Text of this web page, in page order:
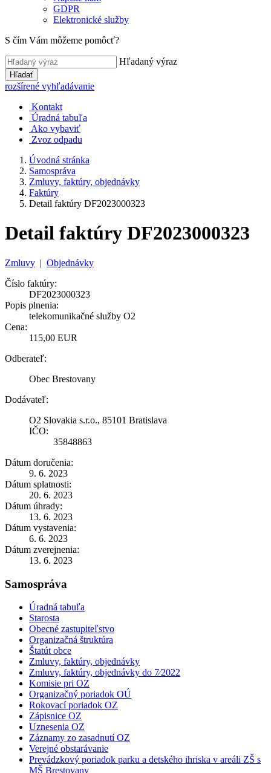
GDPR
Elektronické služby
S čím Vám môžeme pomôcť?
Hľadaný výraz
Hľadať
rozšírené vyhľadávanie
Kontakt
Úradná tabuľa
Ako vybaviť
Zvoz odpadu
Úvodná stránka
Samospráva
Zmluvy, faktúry, objednávky
Faktúry
Detail faktúry DF2023000323
Detail faktúry DF2023000323
Zmluvy | Objednávky
Číslo faktúry:
DF2023000323
Popis plnenia:
telekomunikačné služby O2
Cena:
115,00 EUR
Odberateľ:
Obec Brestovany
Dodávateľ:
O2 Slovakia s.r.o., 85101 Bratislava
IČO:
35848863
Dátum doručenia:
9. 6. 2023
Dátum splatnosti:
20. 6. 2023
Dátum úhrady:
13. 6. 2023
Dátum vystavenia:
6. 6. 2023
Dátum zverejnenia:
13. 6. 2023
Samospráva
Úradná tabuľa
Starosta
Obecné zastupiteľstvo
Organizačná štruktúra
Štatút obce
Zmluvy, faktúry, objednávky
Zmluvy, faktúry, objednávky do 7⁄2022
Komisie pri OZ
Organizačný poriadok OÚ
Rokovací poriadok OZ
Zápisnice OZ
Uznesenia OZ
Záznamy zo zasadnutí OZ
Verejné obstarávanie
Prevádzkový poriadok parku a detského ihriska v areáli ZŠ s
MŠ Brestovany